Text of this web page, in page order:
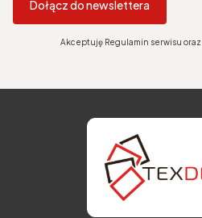
Dołącz do newslettera
Akceptuję Regulamin serwisu oraz